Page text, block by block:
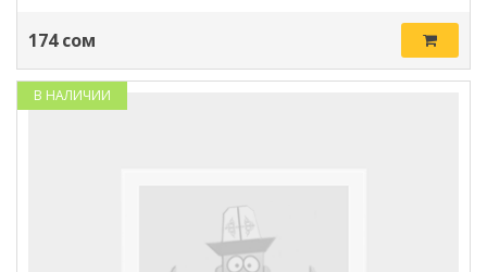
174 сом
В НАЛИЧИИ